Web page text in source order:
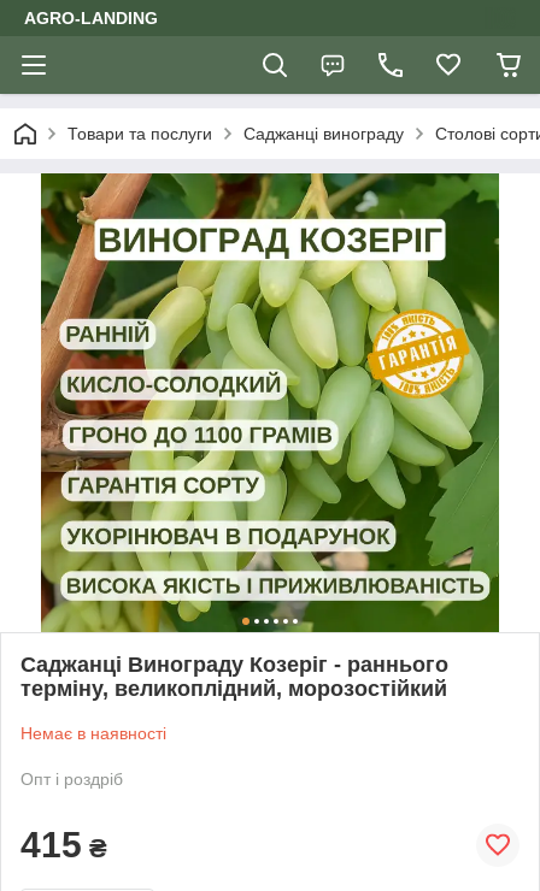
AGRO-LANDING
Товари та послуги Саджанці винограду Столові
Саджанці Винограду Козеріг - раннього
терміну, великоплідний, морозостійкий
Немає в наявності
Опт і роздріб
415 ₴